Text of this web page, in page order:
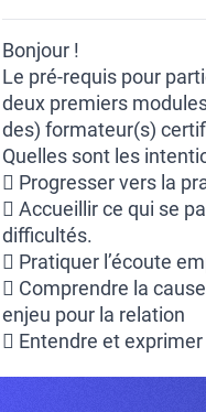
Bonjour !
Le pré-requis pour
deux premiers
des) formateur(s)
Quelles sont les
 Progresser vers la
 Accueillir ce qui se
difficultés.
 Pratiquer l’écoute
 Comprendre la
enjeu pour la relation
 Entendre et exprimer